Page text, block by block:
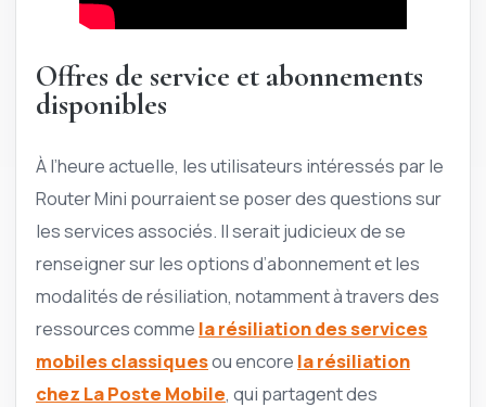
Offres de service et abonnements
disponibles
À l’heure actuelle, les utilisateurs intéressés par le
Router Mini pourraient se poser des questions sur
les services associés. Il serait judicieux de se
renseigner sur les options d’abonnement et les
modalités de résiliation, notamment à travers des
ressources comme la résiliation des services
mobiles classiquesou encore la résiliation
chez La Poste Mobile , qui partagent des